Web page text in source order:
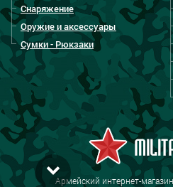
Снаряжение
Оружие и аксессуары
Сумки - Рюкзаки
Армейский интернет-